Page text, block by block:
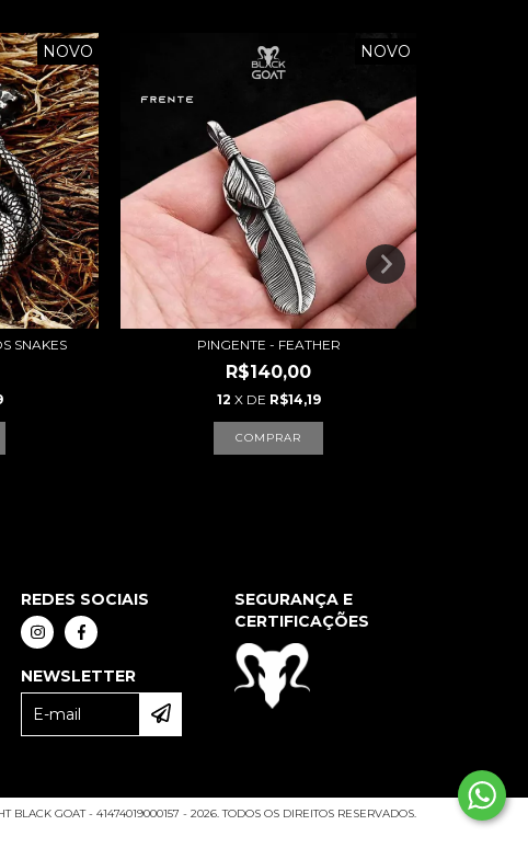
NOVO
SNAKES
NOVO
PINGENTE - FEATHER
R$140,00
12 X DE R$14,19
COMPRAR
REDES SOCIAIS
NEWSLETTER
SEGURANÇA E
CERTIFICAÇÕES
BLACK GOAT - 41474019000157 - 2026. TODOS OS DIREITOS RESERVADOS.